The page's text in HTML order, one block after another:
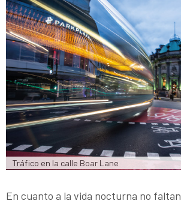
Tráfico en la calle Boar Lane
En cuanto a la vida nocturna no faltan